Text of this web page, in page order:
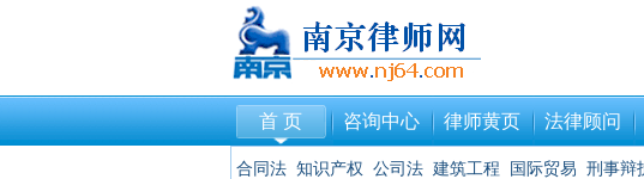
首 页 咨询中心 律师黄页 法律顾问
合同法 知识产权 公司法 建筑工程 国际贸易 刑事辩